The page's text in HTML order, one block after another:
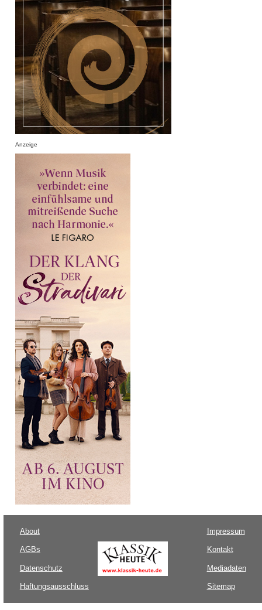
Anzeige
About
AGBs
Datenschutz
Haftungsausschluss
Impressum
Kontakt
Mediadaten
Sitemap